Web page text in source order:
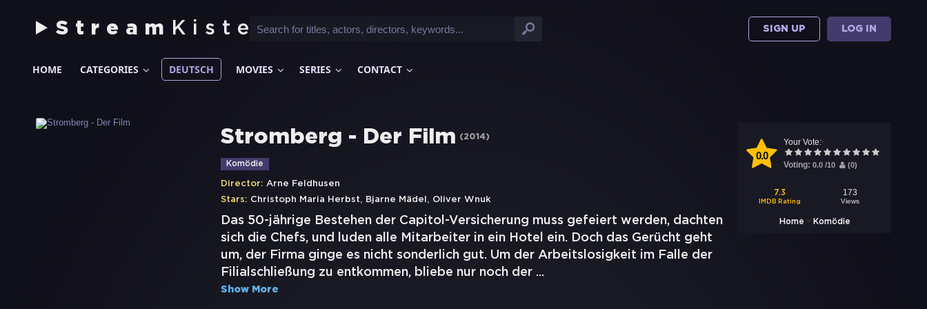
Stream Kiste SIGN UP LOG IN
HOME CATEGORIES DEUTSCH MOVIES SERIES CONTACT
0.0
Your Vote:
Voting: 0.0 /10 (0)
7.3
IMDB Rating
173
Views
Home > Komödie
Stromberg - Der Film (2014)
Komödie
Director: Arne Feldhusen
Stars: Christoph Maria Herbst, Bjarne Mädel , Oliver Wnuk
Das 50-jährige Bestehen der Capitol-Versicherung muss gefeiert werden, dachten
sich die Chefs, und luden alle Mitarbeiter in ein Hotel ein. Doch das Gerücht geht
um, der Firma ginge es nicht sonderlich gut. Um der Arbeitslosigkeit im Falle der
Filialschließung zu entkommen, bliebe nur noch der ...
Show More